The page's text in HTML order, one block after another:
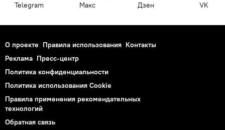
Telegram Макс Дзен VK
О проекте Правила использования Контакты
Реклама Пресс-центр
Политика конфиденциальности
Политика использования Cookie
Правила применения рекомендательных
технологий
Обратная связь